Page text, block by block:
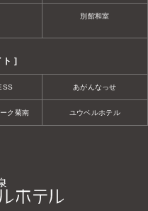
別館和室
ト ]
あがんなっせ
ク菊南 ユウベルホテル